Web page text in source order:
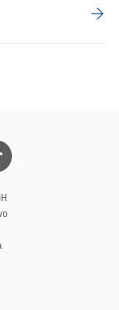
arrow_forward